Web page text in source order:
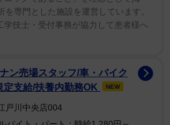
クイズです。□に入る文字は?
を専門とした施設を運営しています。
学技士・受付事務が協力して患者様へ
ン売場スタッフ/車・バイク
支給/扶養内勤務OK
NEW
戸川中央店004